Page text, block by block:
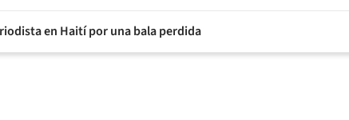
en Haití por una bala perdida